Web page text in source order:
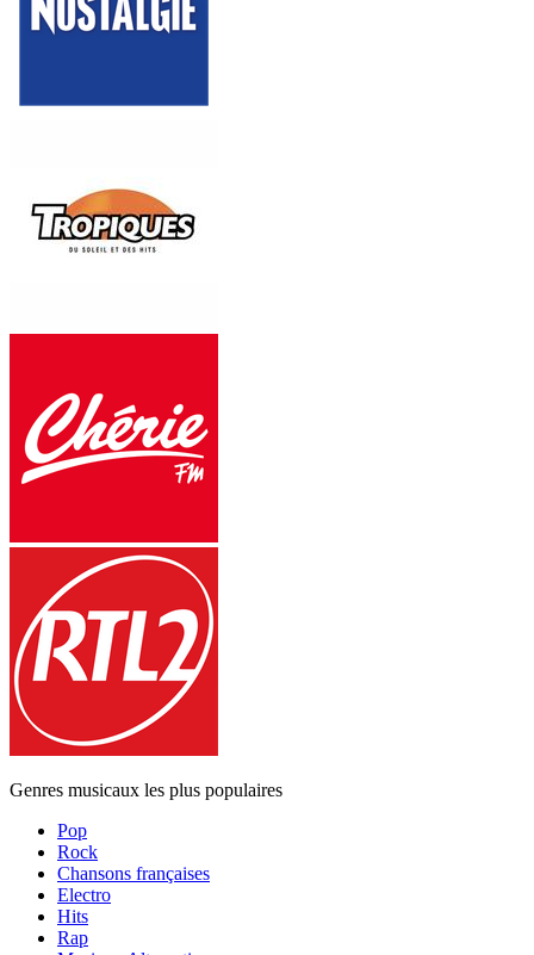
Genres musicaux les plus populaires
Pop
Rock
Chansons françaises
Electro
Hits
Rap